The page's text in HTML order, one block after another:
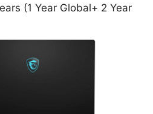
(1 Year Global+ 2 Year